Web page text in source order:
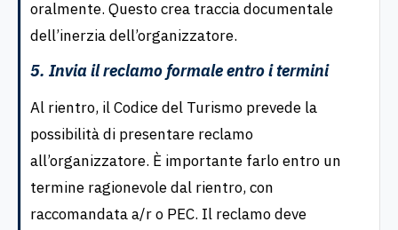
oralmente. Questo crea traccia documentale
dell’inerzia dell’organizzatore.
5. Invia il reclamo formale entro i termini
Al rientro, il Codice del Turismo prevede la
possibilità di presentare reclamo
all’organizzatore. È importante farlo entro un
termine ragionevole dal rientro, con
raccomandata a/r o PEC. Il reclamo deve